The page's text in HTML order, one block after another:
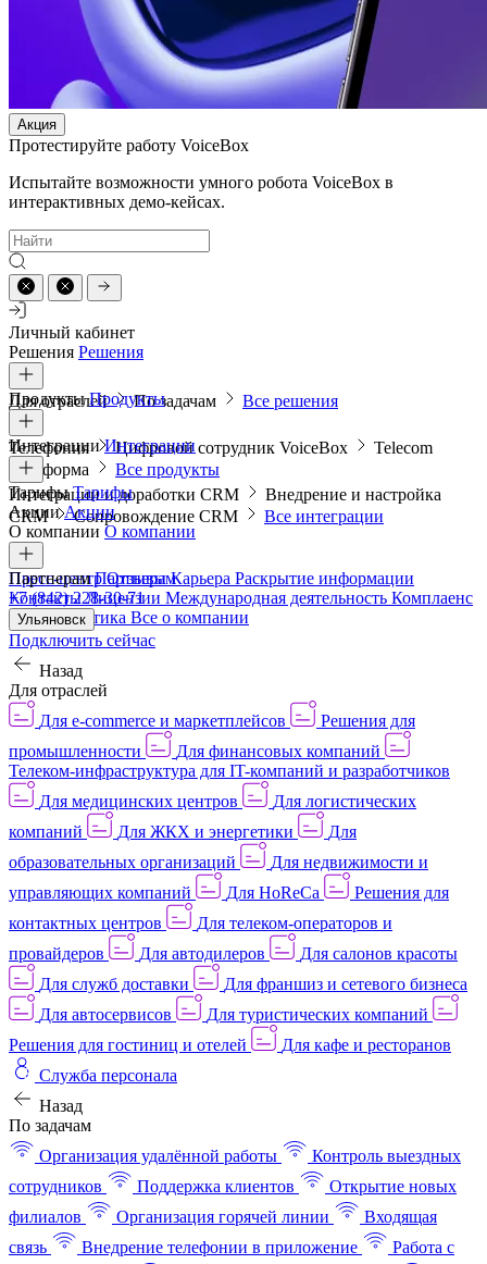
Акция
Протестируйте работу VoiceBox
Испытайте возможности умного робота VoiceBox в
интерактивных демо-кейсах.
Личный кабинет
Решения Решения
Для отраслей По задачам Все решения
ПродуктыПродукты
Телефония Цифровой сотрудник VoiceBox
Telecom
платформа
Все продукты
ИнтеграцииИнтеграции
Интеграции и доработки CRM
Внедрение и настройка
CRM
Сопровождение CRM Все интеграции
ТарифыТарифы
АкцииАкции
О компании О компании
Пресс-центрОтзывыКарьера Раскрытие информации
КонтактыЛицензии Международная деятельность Комплаенс
и деловая этика Все о компании
ПартнерамПартнерам
+7 (842) 228-30-71
Ульяновск
Подключить сейчас
Назад
Для отраслей
Для e-commerce и маркетплейсов
Решения для
промышленности
Для финансовых компаний
Телеком-инфраструктура для IT-компаний и разработчиков
Для медицинских центров
Для логистических
компаний
Для ЖКХ и энергетики
Для
образовательных организаций
Для недвижимости и
управляющих компаний
Для HoReCa
Решения для
контактных центров
Для телеком-операторов и
провайдеров
Для автодилеров
Для салонов красоты
Для служб доставки
Для франшиз и сетевого бизнеса
Для автосервисов
Для туристических компаний
Решения для гостиниц и отелей
Для кафе и ресторанов
Служба персонала
Назад
По задачам
Организация удалённой работы
Контроль выездных
сотрудников
Поддержка клиентов
Открытие новых
филиалов
Организация горячей линии
Входящая
связь
Внедрение телефонии в приложение
Работа с